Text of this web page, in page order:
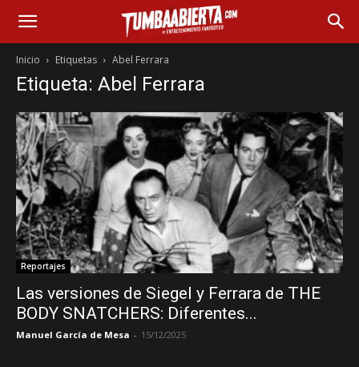
Inicio Etiquetas Abel Ferrara
Etiqueta: Abel Ferrara
Reportajes
Las versiones de Siegel y Ferrara de THE
BODY SNATCHERS: Diferentes...
Manuel García de Mesa - 15/12/2025